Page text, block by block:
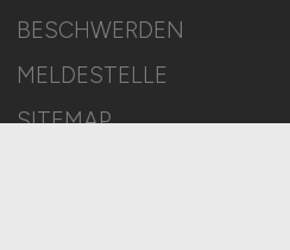
BESCHWERDEN
MELDESTELLE
SITEMAP